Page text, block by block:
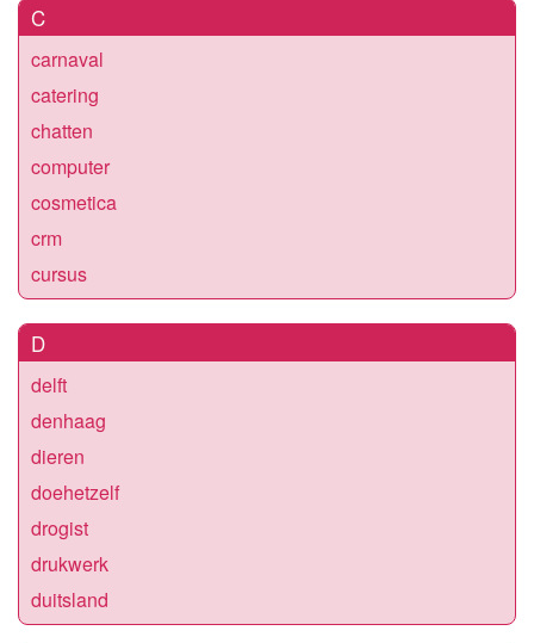
C
carnaval
catering
chatten
computer
cosmetica
crm
cursus
D
delft
denhaag
dieren
doehetzelf
drogist
drukwerk
duitsland